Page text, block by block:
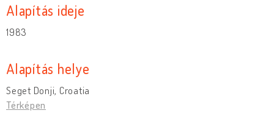
Alapítás ideje
1983
Alapítás helye
Seget Donji, Croatia
Térképen